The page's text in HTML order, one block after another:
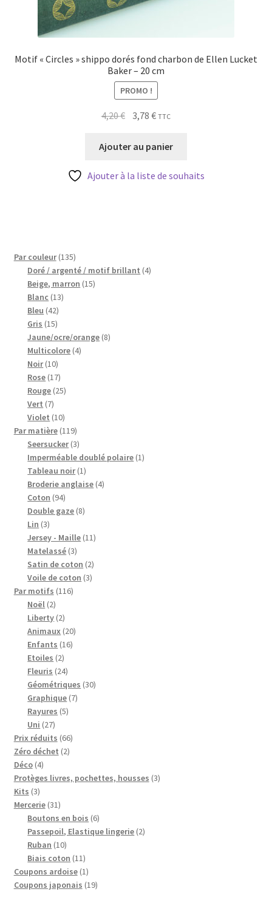
Motif « Circles » shippo dorés fond charbon de Ellen Lucket
Baker – 20 cm
PROMO !
4,20€ Le
initial
4,20 €.
3,78€Le
actuel
3,78 €.
TTC
Ajouter au panier
Ajouter à la liste de souhaits
Par couleur 135135
produits
Doré / argenté / motif brillant 44
Beige, marron 1515
Blanc 1313
Bleu 4242
produits
Gris 1515
produits
Jaune/ocre/orange 88
Multicolore 44
Noir 1010
produits
Rose 1717
produits
Rouge 2525
Vert 77
produits
Violet 1010
produits
Par matière 119119
produits
Seersucker 33
produits
Imperméable doublé polaire 11
Tableau noir 11
produit
Broderie anglaise 44
Coton 9494
produits
Double gaze 88
Lin 33
produits
Jersey - Maille 1111
Matelassé 33
produits
Satin de coton 22
produits
Voile de coton 33
Par motifs 116116
Noël 22
produits
Liberty 22
produits
Animaux 2020
Enfants 1616
Etoiles 22
produits
Fleuris 2424
produits
Géométriques 3030
Graphique 77
Rayures 55
Uni 2727
produits
Prix réduits 6666
Zéro déchet 22
Déco 44
produits
Protèges livres, pochettes, housses 33
Kits 33
produits
Mercerie 3131
produits
Boutons en bois 66
produits
Passepoil, Elastique lingerie 22
Ruban 1010
produits
Biais coton 1111
produits
Coupons ardoise 11
produit
Coupons japonais 1919